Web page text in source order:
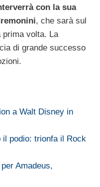
con la sua
, che sarà sul
prima volta. La
di grande successo
a Walt Disney in
il podio: trionfa il Rock
Amadeus,